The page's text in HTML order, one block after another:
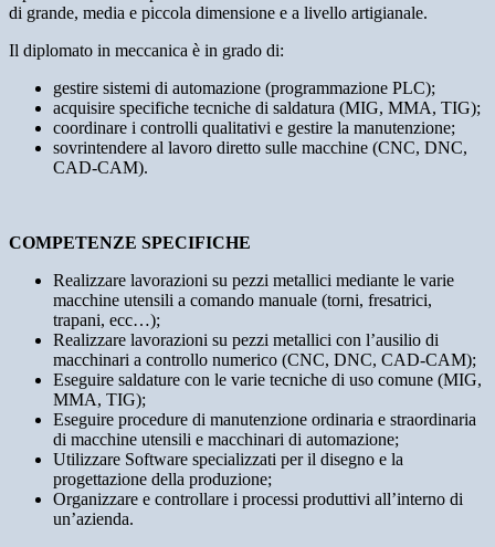
di grande, media e piccola dimensione e a livello artigianale.
Il diplomato in meccanica è in grado di:
gestire sistemi di automazione (programmazione PLC);
acquisire specifiche tecniche di saldatura (MIG, MMA, TIG);
coordinare i controlli qualitativi e gestire la manutenzione;
sovrintendere al lavoro diretto sulle macchine (CNC, DNC,
CAD-CAM).
COMPETENZE SPECIFICHE
Realizzare lavorazioni su pezzi metallici mediante le varie
macchine utensili a comando manuale (torni, fresatrici,
trapani, ecc…);
Realizzare lavorazioni su pezzi metallici con l’ausilio di
macchinari a controllo numerico (CNC, DNC, CAD-CAM);
Eseguire saldature con le varie tecniche di uso comune (MIG,
MMA, TIG);
Eseguire procedure di manutenzione ordinaria e straordinaria
di macchine utensili e macchinari di automazione;
Utilizzare Software specializzati per il disegno e la
progettazione della produzione;
Organizzare e controllare i processi produttivi all’interno di
un’azienda.